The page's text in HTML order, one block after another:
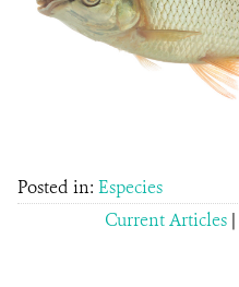
Posted in: Especies
Current Articles |